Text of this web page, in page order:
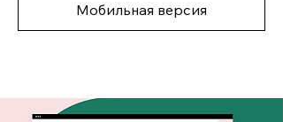
Мобильная версия